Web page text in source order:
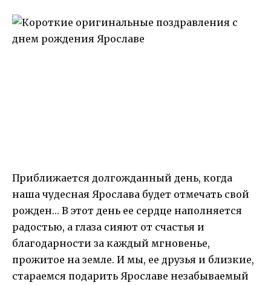
Приближается долгожданный день, когда
наша чудесная Ярослава будет отмечать свой
рожден… В этот день ее сердце наполняется
радостью, а глаза сияют от счастья и
благодарности за каждый мгновенье,
прожитое на земле. И мы, ее друзья и близкие,
стараемся подарить Ярославе незабываемый